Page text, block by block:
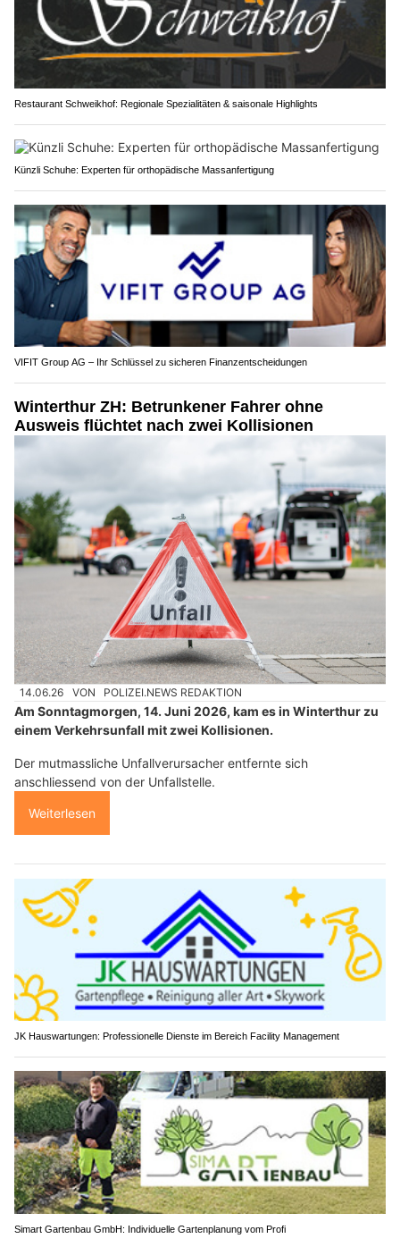
Restaurant Schweikhof: Regionale Spezialitäten & saisonale Highlights
Künzli Schuhe: Experten für orthopädische Massanfertigung
VIFIT Group AG – Ihr Schlüssel zu sicheren Finanzentscheidungen
Winterthur ZH: Betrunkener Fahrer ohne
Ausweis flüchtet nach zwei Kollisionen
14.06.26 VON POLIZEI.NEWS REDAKTION
Am Sonntagmorgen, 14. Juni 2026, kam es in Winterthur zu
einem Verkehrsunfall mit zwei Kollisionen.
Der mutmassliche Unfallverursacher entfernte sich
anschliessend von der Unfallstelle.
Weiterlesen
JK Hauswartungen: Professionelle Dienste im Bereich Facility Management
Simart Gartenbau GmbH: Individuelle Gartenplanung vom Profi